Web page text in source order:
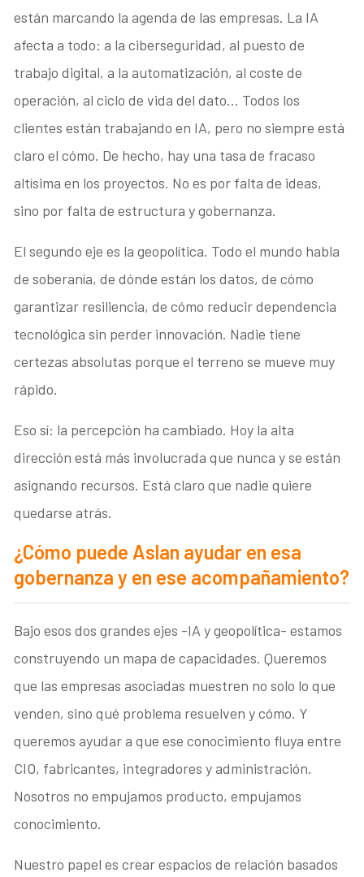
están marcando la agenda de las empresas. La IA
afecta a todo: a la ciberseguridad, al puesto de
trabajo digital, a la automatización, al coste de
operación, al ciclo de vida del dato… Todos los
clientes están trabajando en IA, pero no siempre está
claro el cómo. De hecho, hay una tasa de fracaso
altísima en los proyectos. No es por falta de ideas,
sino por falta de estructura y gobernanza.
El segundo eje es la geopolítica. Todo el mundo habla
de soberanía, de dónde están los datos, de cómo
garantizar resiliencia, de cómo reducir dependencia
tecnológica sin perder innovación. Nadie tiene
certezas absolutas porque el terreno se mueve muy
rápido.
Eso sí: la percepción ha cambiado. Hoy la alta
dirección está más involucrada que nunca y se están
asignando recursos. Está claro que nadie quiere
quedarse atrás.
¿Cómo puede Aslan ayudar en esa
gobernanza y en ese acompañamiento?
Bajo esos dos grandes ejes -IA y geopolítica- estamos
construyendo un mapa de capacidades. Queremos
que las empresas asociadas muestren no solo lo que
venden, sino qué problema resuelven y cómo. Y
queremos ayudar a que ese conocimiento fluya entre
CIO, fabricantes, integradores y administración.
Nosotros no empujamos producto, empujamos
conocimiento.
Nuestro papel es crear espacios de relación basados